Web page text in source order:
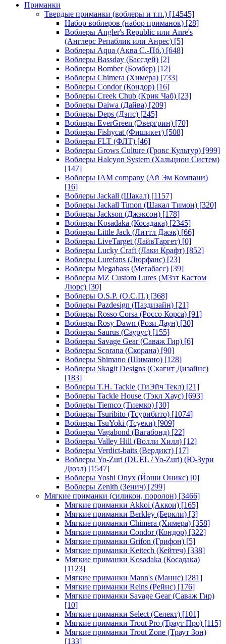
Приманки
Твердые приманки (воблеры и т.п.) [14545]
Набор воблеров (набор приманок) [28]
Воблеры Angler's Republic или Anre's
(Англерс Репаблик или Анрес) [5]
Воблеры Aqua (Аква С.-Пб.) [648]
Воблеры Bassday (Бассдей) [2]
Воблеры Bomber (Бомбер) [12]
Воблеры Chimera (Химера) [733]
Воблеры Condor (Кондор) [16]
Воблеры Creek Chub (Крик Чаб) [23]
Воблеры Daiwa (Дайва) [209]
Воблеры Deps (Дэпс) [245]
Воблеры EverGreen (Эвергрин) [70]
Воблеры Fishycat (Фишикет) [508]
Воблеры FLT (ФЛТ) [46]
Воблеры Grows Culture (Гровс Культур) [999]
Воблеры Halcyon System (Хальцион Систем)
[147]
Воблеры IAM company (Ай Эм Компани)
[16]
Воблеры Jackall (Шакал) [1157]
Воблеры Jackall Timon (Шакал Тимон) [320]
Воблеры Jackson (Джэксон) [178]
Воблеры Kosadaka (Косадака) [2345]
Воблеры Little Jack (Литтл Джэк) [66]
Воблеры LiveTarget (ЛайвТаргет) [0]
Воблеры Lucky Craft (Лаки Крафт) [852]
Воблеры Lurefans (Люрфанс) [23]
Воблеры Megabass (Мегабасс) [39]
Воблеры MZ Custom Lures (МЗэт Кастом
Люрс) [30]
Воблеры O.S.P. (О.С.П.) [368]
Воблеры Pazdesign (Паздизайн) [21]
Воблеры Rosso Corsa (Россо Корса) [91]
Воблеры Rosy Dawn (Рози Даун) [30]
Воблеры Saurus (Саурус) [155]
Воблеры Savage Gear (Саваж Гир) [6]
Воблеры Scorana (Скорана) [90]
Воблеры Shimano (Шимано) [128]
Воблеры Skagit Designs (Скагит Дизайнс)
[183]
Воблеры T.H. Tackle (ТиЭйч Текл) [21]
Воблеры Tackle House (Тэкл Хаус) [693]
Воблеры Tiemco (Тиемко) [30]
Воблеры Tsuribito (Тсурибито) [1074]
Воблеры TsuYoki (Тсуеки) [909]
Воблеры Vagabond (Вагабонд) [22]
Воблеры Valley Hill (Волли Хилл) [12]
Воблеры Verdict-baits (Вердикт) [17]
Воблеры Yo-Zuri (DUEL / Yo-Zuri) (Ю-Зури
Дюэл) [1547]
Воблеры Yoshi Onyx (Йоши Оникс) [0]
Воблеры Zenith (Зенич) [299]
Мягкие приманки (силикон, поролон) [3466]
Мягкие приманки Akkoi (Аккои) [165]
Мягкие приманки Berkley (Беркли) [3]
Мягкие приманки Chimera (Химера) [358]
Мягкие приманки Condor (Кондор) [322]
Мягкие приманки Grifon (Грифон) [5]
Мягкие приманки Keitech (Кейтеч) [338]
Мягкие приманки Kosadaka (Косадака)
[1123]
Мягкие приманки Mann's (Маннс) [281]
Мягкие приманки Reins (Рейнс) [176]
Мягкие приманки Savage Gear (Саваж Гир)
[10]
Мягкие приманки Select (Селект) [101]
Мягкие приманки Trout Pro (Траут Про) [115]
Мягкие приманки Trout Zone (Траут Зон)
[133]